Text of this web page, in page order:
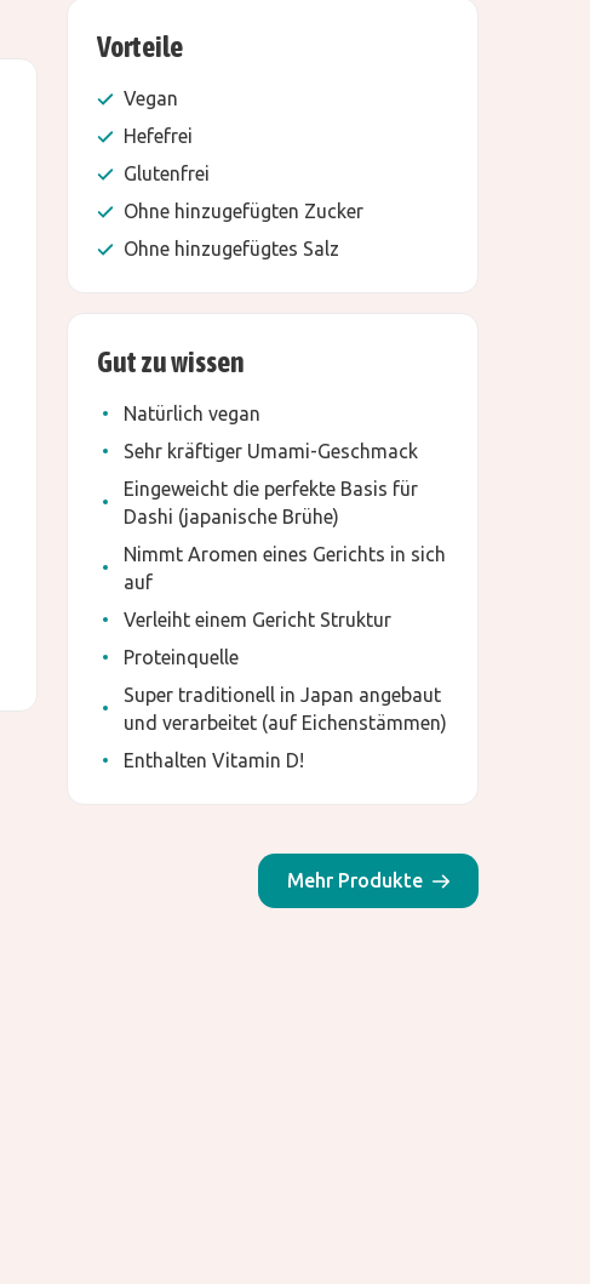
Vorteile
Vegan
Hefefrei
Glutenfrei
Ohne hinzugefügten Zucker
Ohne hinzugefügtes Salz
Gut zu wissen
Natürlich vegan
Sehr kräftiger Umami-Geschmack
Eingeweicht die perfekte Basis für
Dashi (japanische Brühe)
Nimmt Aromen eines Gerichts in sich
auf
Verleiht einem Gericht Struktur
Proteinquelle
Super traditionell in Japan angebaut
und verarbeitet (auf Eichenstämmen)
Enthalten Vitamin D!
Mehr Produkte